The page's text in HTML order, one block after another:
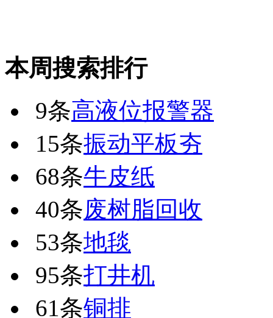
本周搜索排行
9条高液位报警器
15条振动平板夯
68条牛皮纸
40条废树脂回收
53条地毯
95条打井机
61条铜排